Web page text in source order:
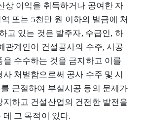
상 이익을 취득하거나 공여한 자
또는 5천만 원 이하의 벌금에 처
고 있는 것은 발주자, 수급인, 하
관계인이 건설공사의 수주, 시공
을 수수하는 것을 금지하고 이를
처벌함으로써 공사 수주 및 시
근절하여 부실시공 등의 문제가
지하고 건설산업의 건전한 발전을
데 그 목적이 있다.